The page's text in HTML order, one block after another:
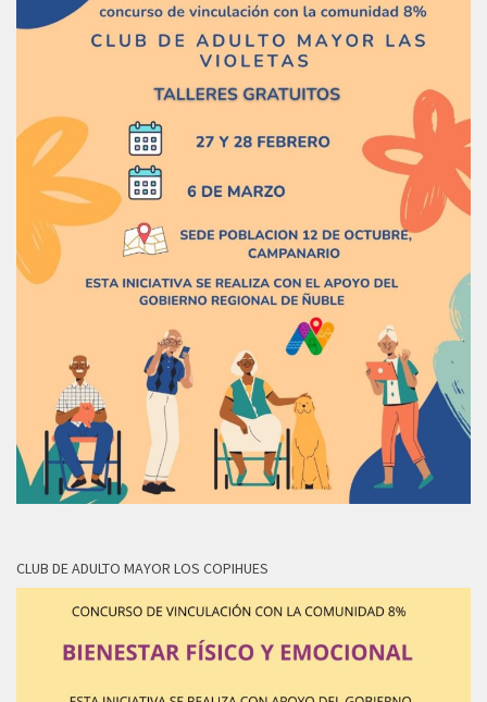
CLUB DE ADULTO MAYOR LOS COPIHUES